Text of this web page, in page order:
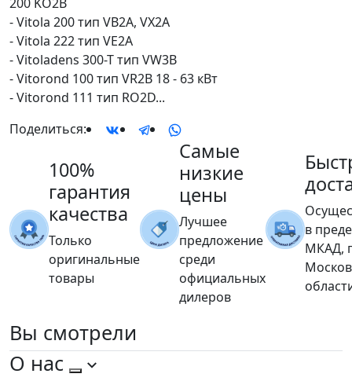
- Vitola 200 тип VB2A, VX2A
- Vitola 222 тип VE2A
- Vitoladens 300-T тип VW3B
- Vitorond 100 тип VR2B 18 - 63 кВт
- Vitorond 111 тип RO2D...
Поделиться:
100%
гарантия
качества
Только
оригинальные
товары
Самые
низкие
цены
Лучшее
предложение
среди
официальных
дилеров
в
МКАД,
Вы смотрели
О нас